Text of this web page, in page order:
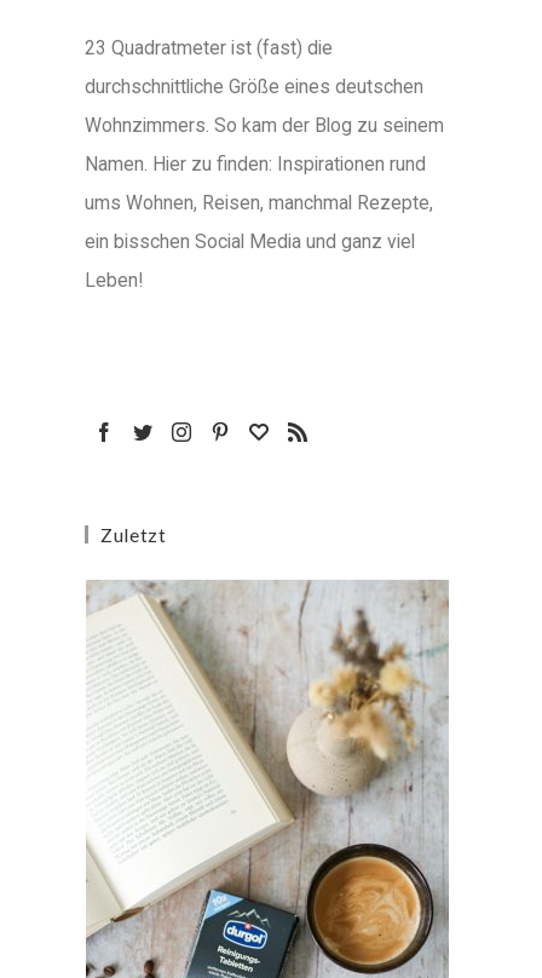
23 Quadratmeter ist (fast) die
durchschnittliche Größe eines deutschen
Wohnzimmers. So kam der Blog zu seinem
Namen. Hier zu finden: Inspirationen rund
ums Wohnen, Reisen, manchmal Rezepte,
ein bisschen Social Media und ganz viel
Leben!
Zuletzt